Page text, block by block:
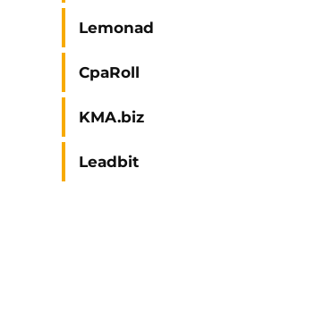
Lemonad
CpaRoll
KMA.biz
Leadbit